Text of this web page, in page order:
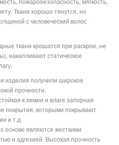
Ткани хорошо тянутся, но
с человеческий волос
ткани крошатся при раскрое, не
накапливают статическое
изделия получили широкое
прочности.
к химии и влаге запорная
покрытия, которыми покрывают
и т.д.
являются жесткими
и адгезией. Высокая прочность